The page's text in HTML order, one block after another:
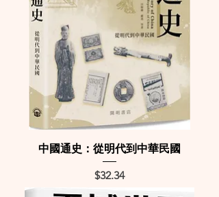
中國通史：從明代到中華民國
Price
$32.34